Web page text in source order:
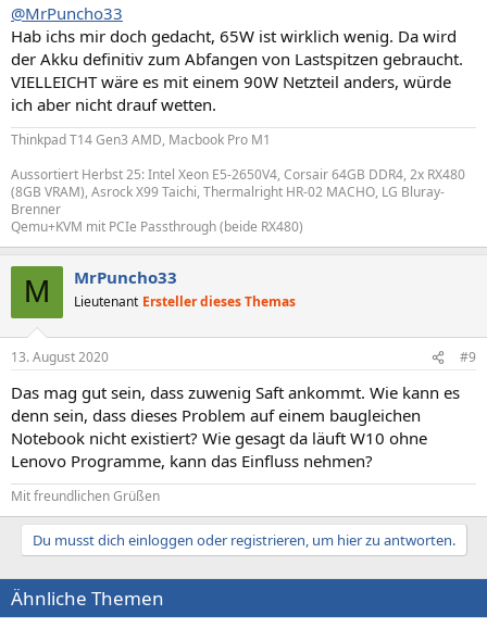
@MrPuncho33
Hab ichs mir doch gedacht, 65W ist wirklich wenig. Da wird
der Akku definitiv zum Abfangen von Lastspitzen gebraucht.
VIELLEICHT wäre es mit einem 90W Netzteil anders, würde
ich aber nicht drauf wetten.
Thinkpad T14 Gen3 AMD, Macbook Pro M1
Aussortiert Herbst 25: Intel Xeon E5-2650V4, Corsair 64GB DDR4, 2x RX480
(8GB VRAM), Asrock X99 Taichi, Thermalright HR-02 MACHO, LG Bluray-
Brenner
Qemu+KVM mit PCIe Passthrough (beide RX480)
M MrPuncho33
Lieutenant Ersteller dieses Themas
13. August 2020 #9
Das mag gut sein, dass zuwenig Saft ankommt. Wie kann es
denn sein, dass dieses Problem auf einem baugleichen
Notebook nicht existiert? Wie gesagt da läuft W10 ohne
Lenovo Programme, kann das Einfluss nehmen?
Mit freundlichen Grüßen
Du musst dich einloggen oder registrieren, um hier zu antworten.
Ähnliche Themen